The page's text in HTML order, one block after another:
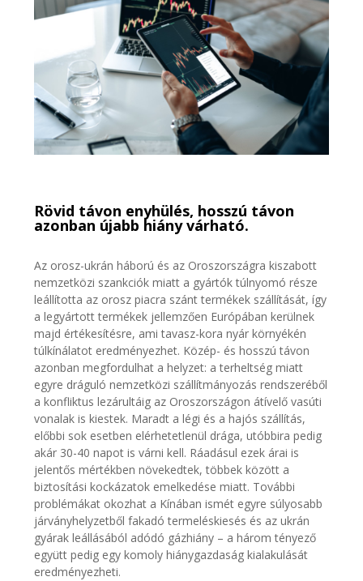
Rövid távon enyhülés, hosszú távon
azonban újabb hiány várható.
Az orosz-ukrán háború és az Oroszországra kiszabott
nemzetközi szankciók miatt a gyártók túlnyomó része
leállította az orosz piacra szánt termékek szállítását, így
a legyártott termékek jellemzően Európában kerülnek
majd értékesítésre, ami tavasz-kora nyár környékén
túlkínálatot eredményezhet. Közép- és hosszú távon
azonban megfordulhat a helyzet: a terheltség miatt
egyre dráguló nemzetközi szállítmányozás rendszeréből
a konfliktus lezárultáig az Oroszországon átívelő vasúti
vonalak is kiestek. Maradt a légi és a hajós szállítás,
előbbi sok esetben elérhetetlenül drága, utóbbira pedig
akár 30-40 napot is várni kell. Ráadásul ezek árai is
jelentős mértékben növekedtek, többek között a
biztosítási kockázatok emelkedése miatt. További
problémákat okozhat a Kínában ismét egyre súlyosabb
járványhelyzetből fakadó termeléskiesés és az ukrán
gyárak leállásából adódó gázhiány – a három tényező
együtt pedig egy komoly hiánygazdaság kialakulását
eredményezheti.